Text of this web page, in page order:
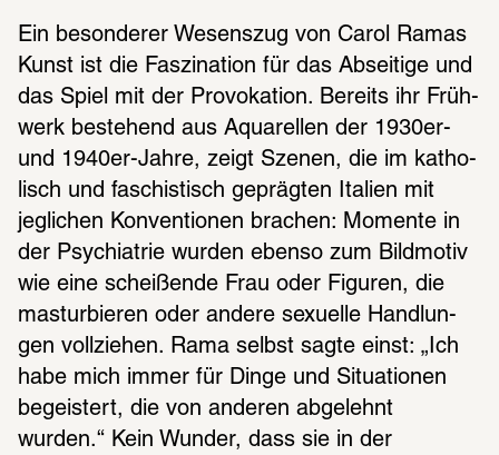
Ein beson­de­rer Wesens­zug von Carol Ramas
Kunst ist die Faszi­na­tion für das Absei­tige und
das Spiel mit der Provo­ka­tion. Bereits ihr Früh­
werk beste­hend aus Aqua­rel­len der 1930er-
und 1940er-Jahre, zeigt Szenen, die im katho­
lisch und faschis­tisch gepräg­ten Italien mit
jegli­chen Konven­tio­nen brachen: Momente in
der Psych­ia­trie wurden ebenso zum Bild­mo­tiv
wie eine schei­ßende Frau oder Figu­ren, die
mastur­bie­ren oder andere sexu­elle Hand­lun­
gen voll­zie­hen. Rama selbst sagte einst: „Ich
habe mich immer für Dinge und Situa­tio­nen
begeis­tert, die von ande­ren abge­lehnt
wurden.“ Kein Wunder, dass sie in der